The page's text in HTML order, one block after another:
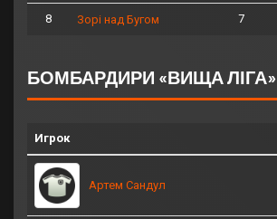
8 Зорі над Бугом 7
БОМБАРДИРИ «ВИЩА ЛІГА»
Игрок
Артем Сандул